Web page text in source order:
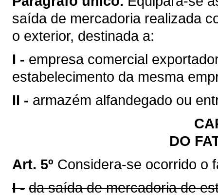
saída de mercadoria realizada
o exterior, destinada a:
I - empresa comercial
estabelecimento da mesma
II - armazém alfandegado ou
DO
Art. 5º Considera-se ocorrido o
I - da saída de mercadoria de